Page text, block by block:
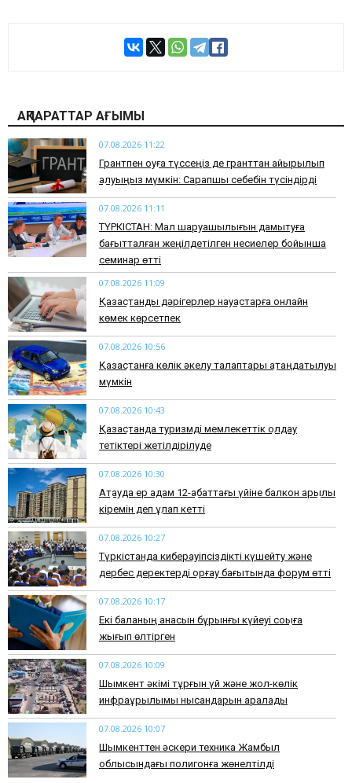
АҚПАРАТТАР АҒЫМЫ
07.08.2026 11:22
Грантпен оқуға түссеңіз де гранттан айырылып
қалуыңыз мүмкін: Сарапшы себебін түсіндірді
07.08.2026 11:11
ТҮРКІСТАН: Мал шаруашылығын дамытуға
бағытталған жеңілдетілген несиелер бойынша
семинар өтті
07.08.2026 11:09
Қазақстандық дәрігерлер науқастарға онлайн
көмек көрсетпек
07.08.2026 10:56
Қазақстанға көлік әкелу талаптары қатаңдатылуы
мүмкін
07.08.2026 10:43
Қазақстанда туризмді мемлекеттік қолдау
тетіктері жетілдірілуде
07.08.2026 10:30
Ақтауда ер адам 12-қабаттағы үйіне балкон арқылы
кіремін деп құлап кетті
07.08.2026 10:27
Түркістанда киберқауіпсіздікті күшейту және
дербес деректерді қорғау бағытында форум өтті
07.08.2026 10:17
Екі баланың анасын бұрынғы күйеуі соққыға
жығып өлтірген
07.08.2026 10:09
Шымкент әкімі тұрғын үй және жол-көлік
инфрақұрылымы нысандарын аралады
07.08.2026 10:07
​Шымкенттен әскери техника Жамбыл
облысындағы полигонға жөнелтілді